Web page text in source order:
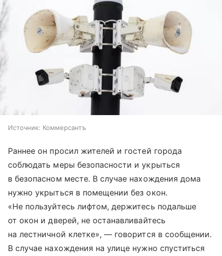
Источник: Коммерсантъ
Раннее он просил жителей и гостей города
соблюдать меры безопасности и укрыться
в безопасном месте. В случае нахождения дома
нужно укрыться в помещении без окон.
«Не пользуйтесь лифтом, держитесь подальше
от окон и дверей, не останавливайтесь
на лестничной клетке», — говорится в сообщении.
В случае нахождения на улице нужно спуститься